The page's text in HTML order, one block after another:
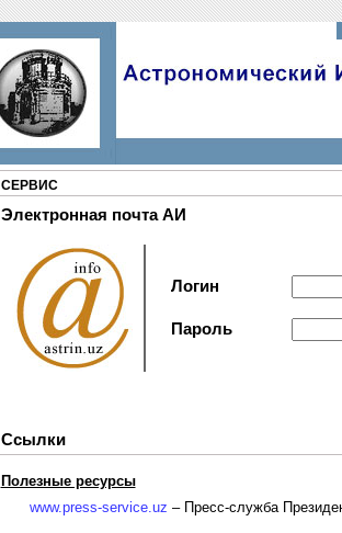
СЕРВИС
Электронная почта АИ
Логин
Пароль
Ссылки
Полезные ресурсы
www.press-service.uz – Пресс-служба